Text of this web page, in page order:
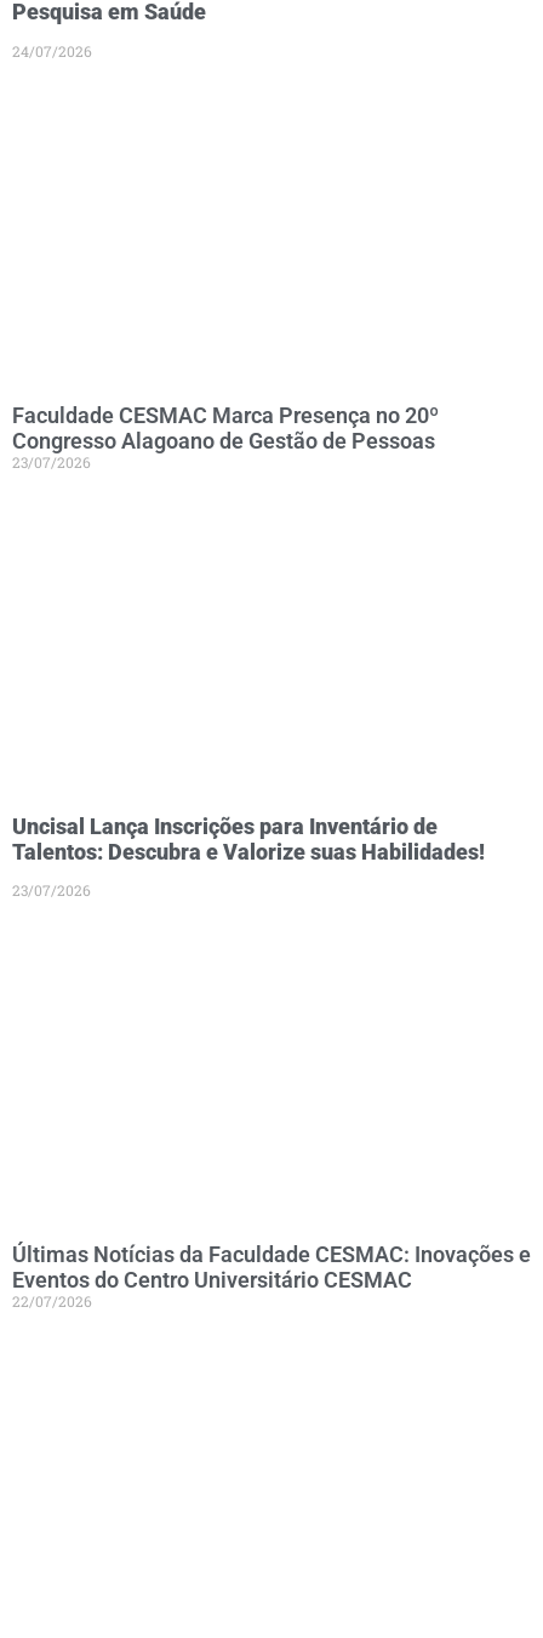
Pesquisa em Saúde
24/07/2026
Faculdade CESMAC Marca Presença no 20º
Congresso Alagoano de Gestão de Pessoas
23/07/2026
Uncisal Lança Inscrições para Inventário de
Talentos: Descubra e Valorize suas Habilidades!
23/07/2026
Últimas Notícias da Faculdade CESMAC: Inovações e
Eventos do Centro Universitário CESMAC
22/07/2026